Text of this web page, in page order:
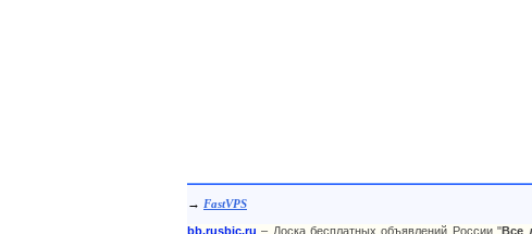
→ FastVPS
bb.rusbic.ru – Доска бесплатных объявлений России "Все